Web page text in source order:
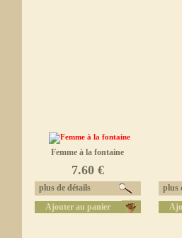
Femme à la fontaine
7.60 €
plus de détails
Ajouter au panier
plus